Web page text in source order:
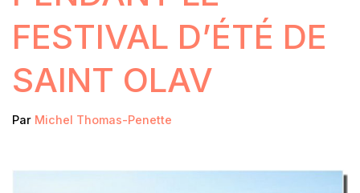
FESTIVAL D’ÉTÉ DE
SAINT OLAV
Par Michel Thomas-Penette